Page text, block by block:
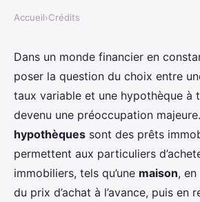
Quel est l'intérêt de
une hypothèque à
dans un contexte
fluctuant?
Maryam•2 mai 2024• 6 min de lecture
Accueil›Crédits
Dans un monde financier en
poser la question du choix entre
taux variable et une hypothèque à
devenu une préoccupation
hypothèques sont des prêts
permettent aux particuliers
immobiliers, tels qu’une maison,
du prix d’achat à l’avance, puis en